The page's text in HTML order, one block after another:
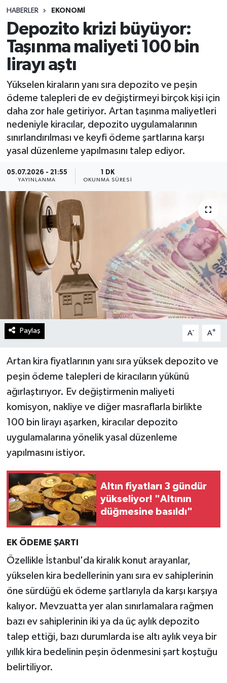
HABERLER EKONOMI
Depozito krizi büyüyor:
Taşınma maliyeti 100 bin
lirayı aştı
Yükselen kiraların yanı sıra depozito ve peşin
ödeme talepleri de ev değiştirmeyi birçok kişi için
daha zor hale getiriyor. Artan taşınma maliyetleri
nedeniyle kiracılar, depozito uygulamalarının
sınırlandırılması ve keyfi ödeme şartlarına karşı
yasal düzenleme yapılmasını talep ediyor.
05.07.2026 - 21:55
YAYINLANMA
1 DK
OKUNMA SÜRESI
Paylaş A- A+
Artan kira fiyatlarının yanı sıra yüksek depozito ve
peşin ödeme talepleri de kiracıların yükünü
ağırlaştırıyor. Ev değiştirmenin maliyeti
komisyon, nakliye ve diğer masraflarla birlikte
100 bin lirayı aşarken, kiracılar depozito
uygulamalarına yönelik yasal düzenleme
yapılmasını istiyor.
Altın fiyatları 3 gündür
yükseliyor! "Altının
düğmesine basıldı"
EK ÖDEME ŞARTI
Özellikle İstanbul'da kiralık konut arayanlar,
yükselen kira bedellerinin yanı sıra ev sahiplerinin
öne sürdüğü ek ödeme şartlarıyla da karşı karşıya
kalıyor. Mevzuatta yer alan sınırlamalara rağmen
bazı ev sahiplerinin iki ya da üç aylık depozito
talep ettiği, bazı durumlarda ise altı aylık veya bir
yıllık kira bedelinin peşin ödenmesini şart koştuğu
belirtiliyor.
Spor
Teknoloji
Yaşam